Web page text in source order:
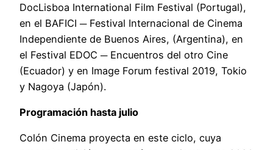
DocLisboa International Film Festival (Portugal),
en el BAFICI ─ Festival Internacional de Cinema
Independiente de Buenos Aires, (Argentina), en
el Festival EDOC ─ Encuentros del otro Cine
(Ecuador) y en Image Forum festival 2019, Tokio
y Nagoya (Japón).
Programación hasta julio
Colón Cinema proyecta en este ciclo, cuya